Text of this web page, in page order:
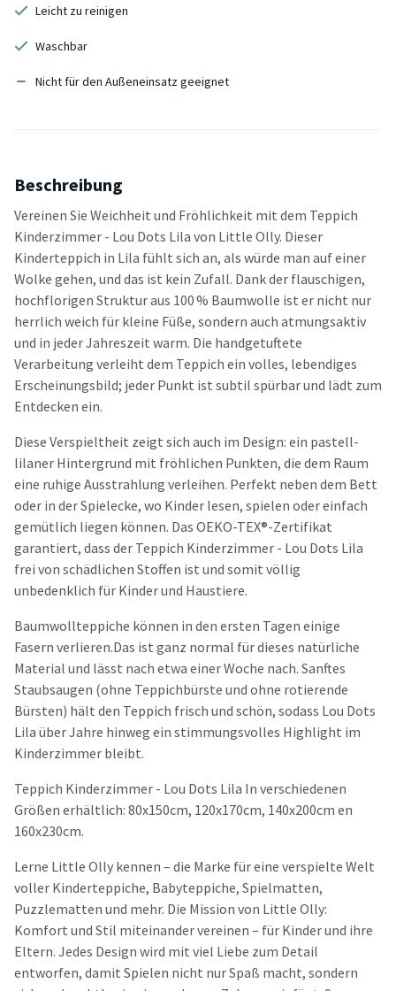
Leicht zu reinigen
Waschbar
Nicht für den Außeneinsatz geeignet
Beschreibung
Vereinen Sie Weichheit und Fröhlichkeit mit dem Teppich
Kinderzimmer - Lou Dots Lila von Little Olly. Dieser
Kinderteppich in Lila fühlt sich an, als würde man auf einer
Wolke gehen, und das ist kein Zufall. Dank der flauschigen,
hochflorigen Struktur aus 100 % Baumwolle ist er nicht nur
herrlich weich für kleine Füße, sondern auch atmungsaktiv
und in jeder Jahreszeit warm. Die handgetuftete
Verarbeitung verleiht dem Teppich ein volles, lebendiges
Erscheinungsbild; jeder Punkt ist subtil spürbar und lädt zum
Entdecken ein.
Diese Verspieltheit zeigt sich auch im Design: ein pastell-
lilaner Hintergrund mit fröhlichen Punkten, die dem Raum
eine ruhige Ausstrahlung verleihen. Perfekt neben dem Bett
oder in der Spielecke, wo Kinder lesen, spielen oder einfach
gemütlich liegen können. Das OEKO-TEX®-Zertifikat
garantiert, dass der Teppich Kinderzimmer - Lou Dots Lila
frei von schädlichen Stoffen ist und somit völlig
unbedenklich für Kinder und Haustiere.
Baumwollteppiche können in den ersten Tagen einige
Fasern verlieren.Das ist ganz normal für dieses natürliche
Material und lässt nach etwa einer Woche nach. Sanftes
Staubsaugen (ohne Teppichbürste und ohne rotierende
Bürsten) hält den Teppich frisch und schön, sodass Lou Dots
Lila über Jahre hinweg ein stimmungsvolles Highlight im
Kinderzimmer bleibt.
Teppich Kinderzimmer - Lou Dots Lila In verschiedenen
Größen erhältlich: 80x150cm, 120x170cm, 140x200cm en
160x230cm.
Lerne Little Olly kennen – die Marke für eine verspielte Welt
voller Kinderteppiche, Babyteppiche, Spielmatten,
Puzzlematten und mehr. Die Mission von Little Olly:
Komfort und Stil miteinander vereinen – für Kinder und ihre
Eltern. Jedes Design wird mit viel Liebe zum Detail
entworfen, damit Spielen nicht nur Spaß macht, sondern